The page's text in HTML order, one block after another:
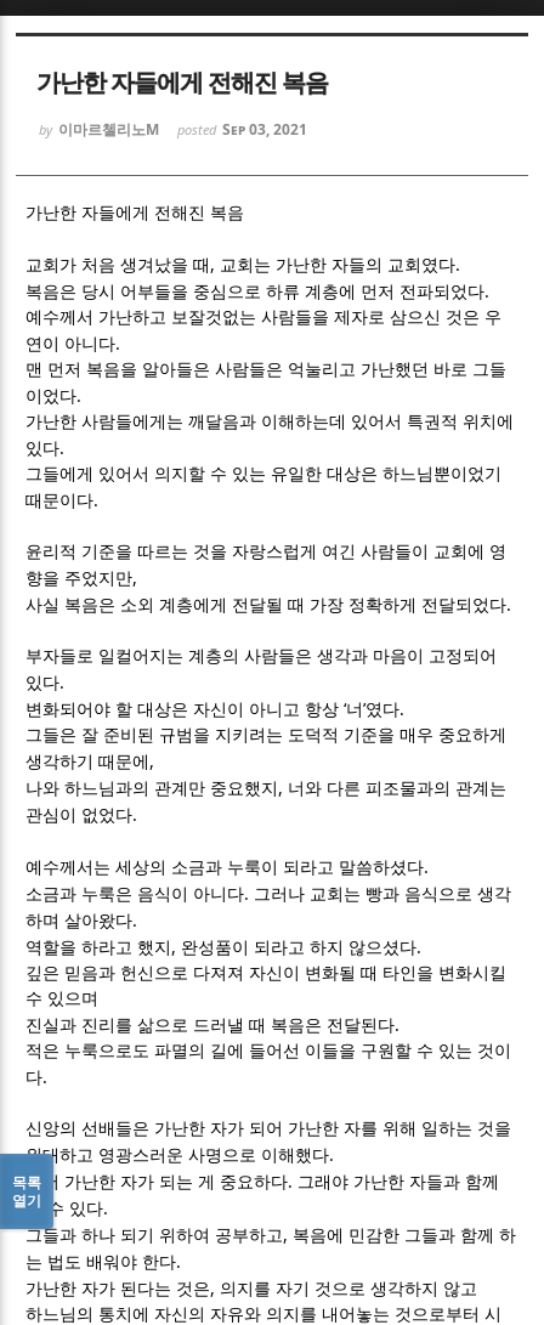
가난한 자들에게 전해진 복음
by 이마르첼리노M posted Sep 03, 2021
가난한 자들에게 전해진 복음
교회가 처음 생겨났을 때 , 교회는 가난한 자들의 교회였다.
복음은 당시 어부들을 중심으로 하류 계층에 먼저 전파되었다.
예수께서 가난하고 보잘것없는 사람들을 제자로 삼으신 것은 우
연이 아니다.
맨 먼저 복음을 알아들은 사람들은 억눌리고 가난했던 바로 그들
이었다.
가난한 사람들에게는 깨달음과 이해하는데 있어서 특권적 위치에
있다.
그들에게 있어서 의지할 수 있는 유일한 대상은 하느님뿐이었기
때문이다.
윤리적 기준을 따르는 것을 자랑스럽게 여긴 사람들이 교회에 영
향을 주었지만,
사실 복음은 소외 계층에게 전달될 때 가장 정확하게 전달되었다.
부자들로 일컬어지는 계층의 사람들은 생각과 마음이 고정되어
있다.
변화되어야 할 대상은 자신이 아니고 항상‘너’였다.
그들은 잘 준비된 규범을 지키려는 도덕적 기준을 매우 중요하게
생각하기 때문에 ,
나와 하느님과의 관계만 중요했지 , 너와 다른 피조물과의 관계는
관심이 없었다.
예수께서는 세상의 소금과 누룩이 되라고 말씀하셨다.
소금과 누룩은 음식이 아니다. 그러나 교회는 빵과 음식으로 생각
하며 살아왔다.
역할을 하라고 했지 , 완성품이 되라고 하지 않으셨다.
깊은 믿음과 헌신으로 다져져 자신이 변화될 때 타인을 변화시킬
수 있으며
진실과 진리를 삶으로 드러낼 때 복음은 전달된다.
적은 누룩으로도 파멸의 길에 들어선 이들을 구원할 수 있는 것이
다.
신앙의 선배들은 가난한 자가 되어 가난한 자를 위해 일하는 것을
위대하고 영광스러운 사명으로 이해했다.
먼저 가난한 자가 되는 게 중요하다. 그래야 가난한 자들과 함께
할 수 있다.
그들과 하나 되기 위하여 공부하고 , 복음에 민감한 그들과 함께 하
는 법도 배워야 한다.
가난한 자가 된다는 것은, 의지를 자기 것으로 생각하지 않고
하느님의 통치에 자신의 자유와 의지를 내어놓는 것으로부터 시
목록
열기
Sketchbook5, 스케치북5
Sketchbook5, 스케치북5
Sketchbook5, 스케치북5
Sketchbook5, 스케치북5